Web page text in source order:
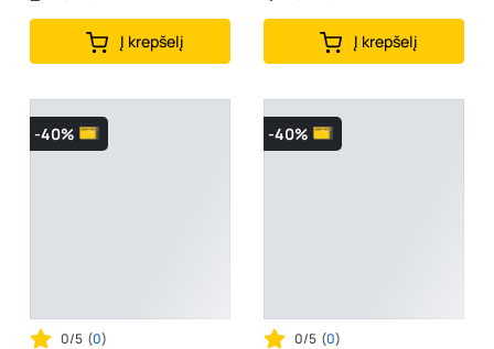
Į krepšelį Į krepšelį
-40%
0/5 (0)
-40%
0/5 (0)